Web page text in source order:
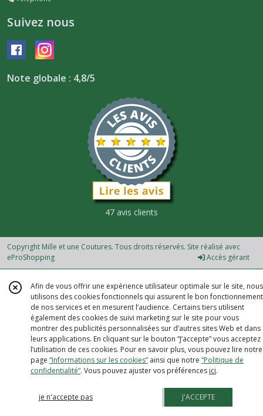
Suivez nous
Note globale : 4,8/5
47 avis clients
Copyright Mille et une Coutures. Tous droits réservés. Site réalisé avec
eProShopping
Accès gérant
Afin de vous offrir une expérience utilisateur optimale sur le site, nous
utilisons des cookies fonctionnels qui assurent le bon fonctionnement
de nos services et en mesurent l’audience. Certains tiers utilisent
également des cookies de suivi marketing sur le site pour vous
montrer des publicités personnalisées sur d’autres sites Web et dans
leurs applications. En cliquant sur le bouton “J’accepte” vous acceptez
l’utilisation de ces cookies. Pour en savoir plus, vous pouvez lire notre
page “Informations sur les cookies” ainsi que notre “Politique de
confidentialité“. Vous pouvez ajuster vos préférences ici.
je n'accepte pas J'ACCEPTE